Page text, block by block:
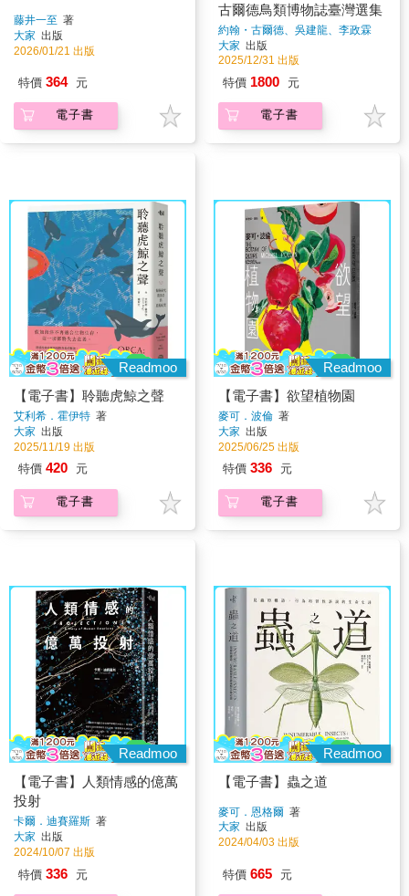
藤井一至 著
大家 出版
2026/01/21 出版
特價 364 元
電子書
古爾德鳥類博物誌臺灣選集
約翰・古爾德、吳建龍、李政霖
著
大家 出版
2025/12/31 出版
特價 1800 元
電子書
Readmoo
【電子書】聆聽虎鯨之聲
艾利希．霍伊特 著
大家 出版
2025/11/19 出版
特價 420 元
電子書
Readmoo
【電子書】欲望植物園
麥可．波倫 著
大家 出版
2025/06/25 出版
特價 336 元
電子書
Readmoo
【電子書】人類情感的億萬
投射
卡爾．迪賽羅斯 著
大家 出版
2024/10/07 出版
特價 336 元
Readmoo
【電子書】蟲之道
麥可．恩格爾 著
大家 出版
2024/04/03 出版
特價 665 元